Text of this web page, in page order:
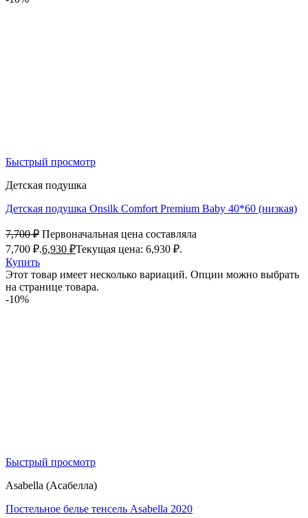
Быстрый просмотр
Детская подушка
Детская подушка Onsilk Comfort Premium Baby 40*60 (низкая)
7,700₽ Первоначальная цена составляла
7,700 ₽.6,930 ₽Текущая цена: 6,930 ₽.
Купить
Этот товар имеет несколько вариаций. Опции можно выбрать
на странице товара.
-10%
Быстрый просмотр
Asabella (Асабелла)
Постельное белье тенсель Asabella 2020